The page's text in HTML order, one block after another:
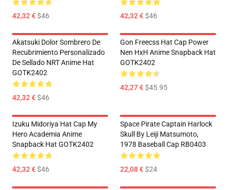
42,32 €$46 42,32 €$46
Akatsuki Dolor Sombrero De
Recubrimiento Personalizado
De Sellado NRT Anime Hat
GOTK2402
42,32 €$46
Gon Freecss Hat Cap Power
Nen HxH Anime Snapback Hat
GOTK2402
42,27 €$45.95
Izuku Midoriya Hat Cap My
Hero Academia Anime
Snapback Hat GOTK2402
42,32 €$46
Space Pirate Captain Harlock
Skull By Leiji Matsumoto,
1978 Baseball Cap RB0403
22,08 €$24